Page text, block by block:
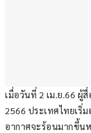
เมื่อวันที่ 2 เม.ย.66 ผู้
2566 ประเทศไทยเริ่
อากาศจะร้อนมากขึ้น